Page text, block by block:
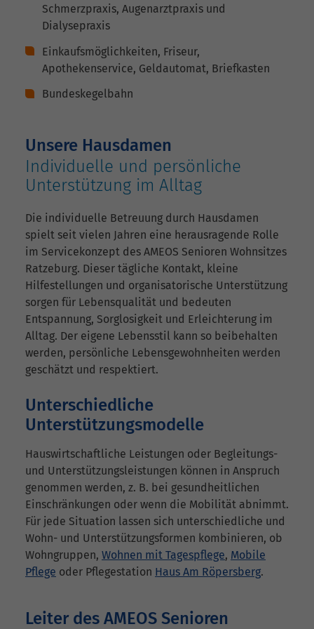
Schmerzpraxis, Augenarztpraxis und
Dialysepraxis
Einkaufsmöglichkeiten, Friseur,
Apothekenservice, Geldautomat, Briefkasten
Bundeskegelbahn
Unsere Hausdamen
Individuelle und persönliche
Unterstützung im Alltag
Die individuelle Betreuung durch Hausdamen
spielt seit vielen Jahren eine herausragende Rolle
im Servicekonzept des AMEOS Senioren Wohnsitzes
Ratzeburg. Dieser tägliche Kontakt, kleine
Hilfestellungen und organisatorische Unterstützung
sorgen für Lebensqualität und bedeuten
Entspannung, Sorglosigkeit und Erleichterung im
Alltag. Der eigene Lebensstil kann so beibehalten
werden, persönliche Lebensgewohnheiten werden
geschätzt und respektiert.
Unterschiedliche
Unterstützungsmodelle
Hauswirtschaftliche Leistungen oder Begleitungs-
und Unterstützungsleistungen können in Anspruch
genommen werden, z. B. bei gesundheitlichen
Einschränkungen oder wenn die Mobilität abnimmt.
Für jede Situation lassen sich unterschiedliche und
Wohn- und Unterstützungsformen kombinieren, ob
Wohngruppen, Wohnen mit Tagespflege, Mobile
Pflege oder Pflegestation Haus Am Röpersberg.
Leiter des AMEOS Senioren